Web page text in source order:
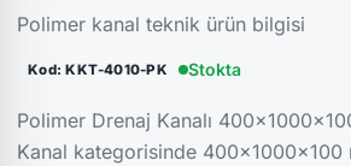
Polimer kanal teknik ürün bilgisi
Kod: KKT-4010-PK Stokta
Polimer Drenaj Kanalı
Kanal kategorisinde 400x1000x100